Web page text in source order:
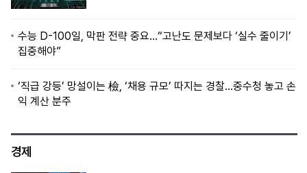
수능 D-100일, 막판 전략 중요…“고난도 문제보다 ‘실수 줄이기’
집중해야”
‘직급 강등’ 망설이는 檢, ‘채용 규모’ 따지는 경찰…중수청 놓고 손
익 계산 분주
경제